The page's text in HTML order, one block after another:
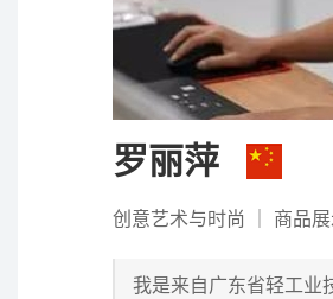
罗丽萍
创意艺术与时尚 商品
我是来自广东省轻工业